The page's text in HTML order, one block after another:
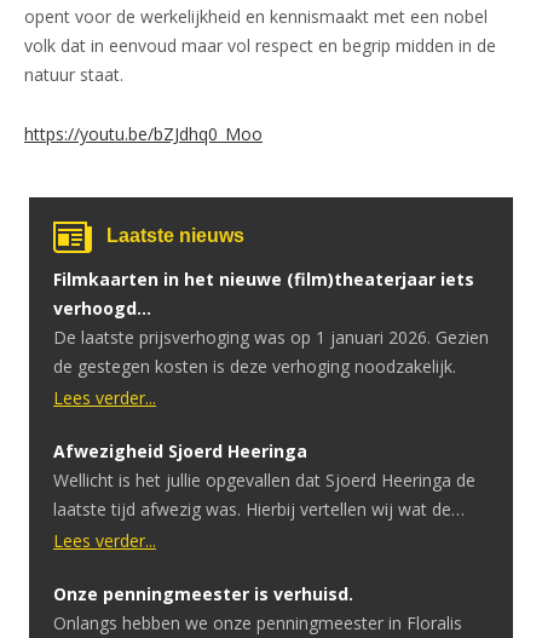
opent voor de werkelijkheid en kennismaakt met een nobel
volk dat in eenvoud maar vol respect en begrip midden in de
natuur staat.
https://youtu.be/bZJdhq0_Moo
Laatste nieuws
Filmkaarten in het nieuwe (film)theaterjaar iets
verhoogd…
De laatste prijsverhoging was op 1 januari 2026. Gezien
de gestegen kosten is deze verhoging noodzakelijk.
Lees verder...
Afwezigheid Sjoerd Heeringa
Wellicht is het jullie opgevallen dat Sjoerd Heeringa de
laatste tijd afwezig was. Hierbij vertellen wij wat de
reden hiervoor is. Sjoerd heeft onlangs te horen
heeft hij hier een geslaagde operatie voor gehad.
Ondanks dat de operatie goed is verlopen is er uitval in
Lees verder...
Onze penningmeester is verhuisd.
Onlangs hebben we onze penningmeester in Floralis